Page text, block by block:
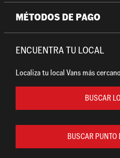
MÉTODOS DE PAGO
ENCUENTRA TU LOCAL
Localiza tu local Vans más cercano
BUSCAR
BUSCAR PUNTO